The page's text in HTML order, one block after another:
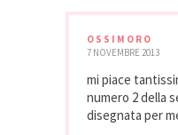
OSSIMORO
7 NOVEMBRE 2013
mi piace
numero 2 della
disegnata per